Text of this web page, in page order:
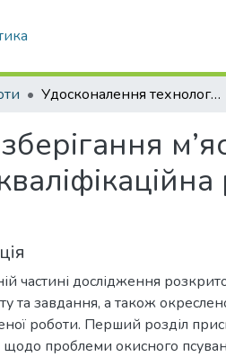
Удосконалення технології зберігання м’яса птиці із застосуванням екстракту вівса посівного: кваліфікаційна робота магістра ОПП 181 «Харчові технології»
частині дослідження
та завдання, а також
роботи. Перший розділ
проблеми окисного